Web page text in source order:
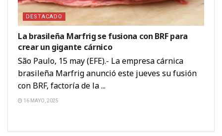
DESTACADO
La brasileña Marfrig se fusiona con BRF para
crear un gigante cárnico
São Paulo, 15 may (EFE).- La empresa cárnica
brasileña Marfrig anunció este jueves su fusión
con BRF, factoría de la ...
16 MAYO, 2025